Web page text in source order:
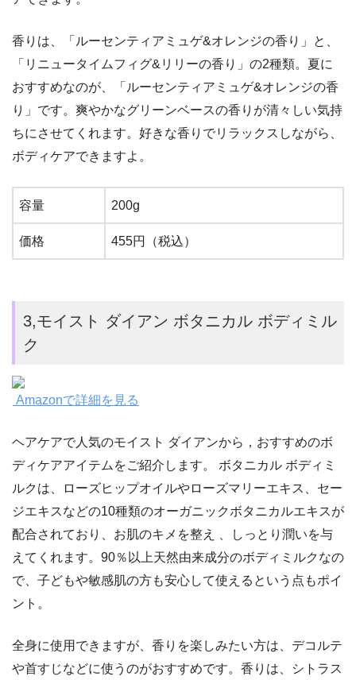
香りは、「ルーセンティアミュゲ&オレンジの香り」と、
「リニュータイムフィグ&リリーの香り」の2種類。夏に
おすすめなのが、「ルーセンティアミュゲ&オレンジの香
り」です。爽やかなグリーンベースの香りが清々しい気持
ちにさせてくれます。好きな香りでリラックスしながら、
ボディケアできますよ。
容量 200g
価格 455円（税込）
3,モイスト ダイアン ボタニカル ボディミル
ク
Amazonで詳細を見る
ヘアケアで人気のモイスト ダイアンから，おすすめのボ
ディケアアイテムをご紹介します。 ボタニカル ボディミ
ルクは、ローズヒップオイルやローズマリーエキス、セー
ジエキスなどの10種類のオーガニックボタニカルエキスが
配合されており、お肌のキメを整え 、しっとり潤いを与
えてくれます。90％以上天然由来成分のボディミルクなの
で、子どもや敏感肌の方も安心して使えるという点もポイ
ント。
全身に使用できますが、香りを楽しみたい方は、デコルテ
や首すじなどに使うのがおすすめです。香りは、シトラス